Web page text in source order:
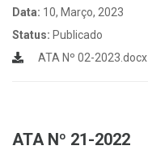
Data: 10, Março, 2023
Status: Publicado
ATA Nº 02-2023.docx
ATA Nº 21-2022